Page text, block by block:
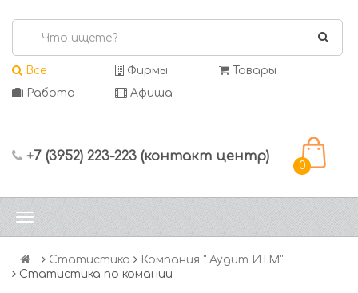
Все Фирмы
Товары
Работа
Афиша
+7 (3952) 223-223 (контакт центр)
0
Статистика
Компания " Аудит ИТМ"
Статистика по комании